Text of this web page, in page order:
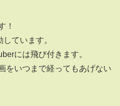
！
ています。
には飛び付きます。
をいつまで経ってもあげない